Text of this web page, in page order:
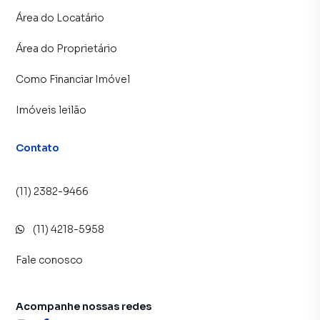
Área do Locatário
Área do Proprietário
Como Financiar Imóvel
Imóveis leilão
Contato
(11) 2382-9466
(11) 4218-5958
Fale conosco
Acompanhe nossas redes